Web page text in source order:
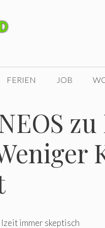
FERIEN JOB
immer skeptisch